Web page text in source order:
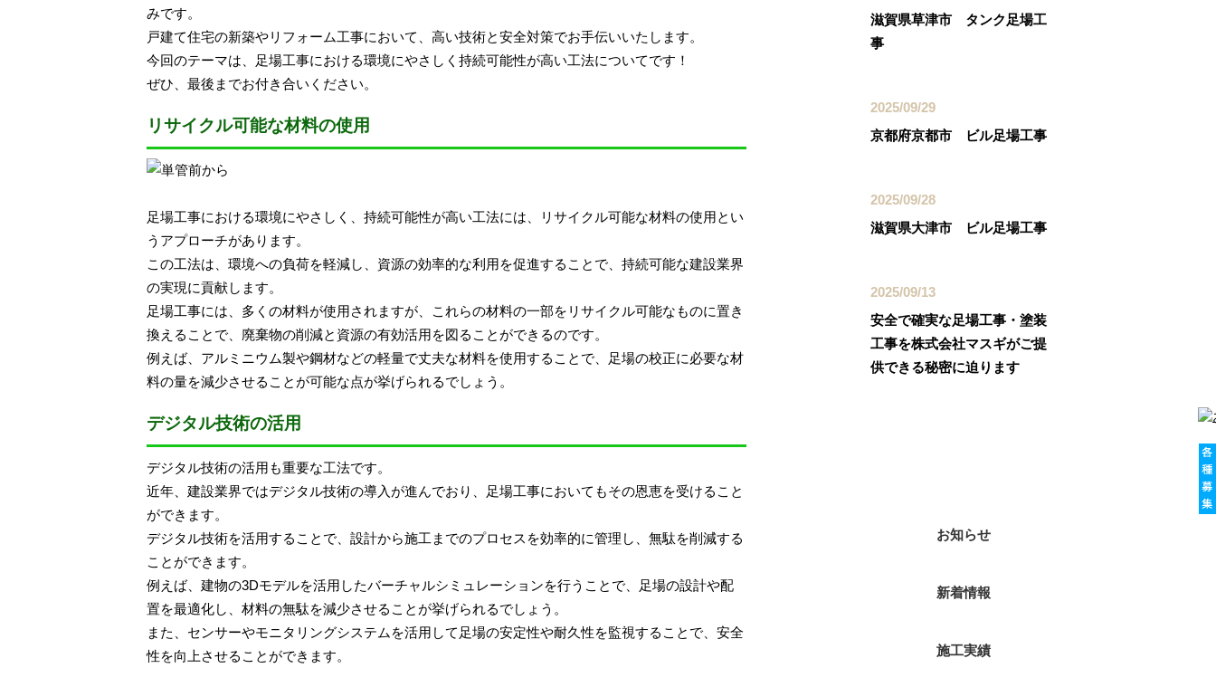
みです。
戸建て住宅の新築やリフォーム工事において、高い技術と安全対策でお手伝いいたします。
今回のテーマは、足場工事における環境にやさしく持続可能性が高い工法についてです！
ぜひ、最後までお付き合いください。
リサイクル可能な材料の使用
足場工事における環境にやさしく、持続可能性が高い工法には、リサイクル可能な材料の使用とい
うアプローチがあります。
この工法は、環境への負荷を軽減し、資源の効率的な利用を促進することで、持続可能な建設業界
の実現に貢献します。
足場工事には、多くの材料が使用されますが、これらの材料の一部をリサイクル可能なものに置き
換えることで、廃棄物の削減と資源の有効活用を図ることができるのです。
例えば、アルミニウム製や鋼材などの軽量で丈夫な材料を使用することで、足場の校正に必要な材
料の量を減少させることが可能な点が挙げられるでしょう。
デジタル技術の活用
デジタル技術の活用も重要な工法です。
近年、建設業界ではデジタル技術の導入が進んでおり、足場工事においてもその恩恵を受けること
ができます。
デジタル技術を活用することで、設計から施工までのプロセスを効率的に管理し、無駄を削減する
ことができます。
例えば、建物の3Dモデルを活用したバーチャルシミュレーションを行うことで、足場の設計や配
置を最適化し、材料の無駄を減少させることが挙げられるでしょう。
また、センサーやモニタリングシステムを活用して足場の安定性や耐久性を監視することで、安全
性を向上させることができます。
滋賀県草津市 タンク足場工
事
2025/09/29
京都府京都市 ビル足場工事
2025/09/28
滋賀県大津市 ビル足場工事
2025/09/13
安全で確実な足場工事・塗装
工事を株式会社マスギがご提
供できる秘密に迫ります
お知らせ
新着情報
施工実績